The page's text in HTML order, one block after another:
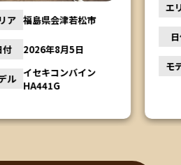
福島県会津若松市
年8月5日
イセキコンバイン
HA441G
エリア
モデル